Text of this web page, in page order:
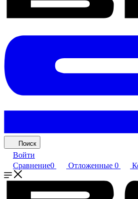
Поиск
Войти
Сравнение0 Отложенные 0